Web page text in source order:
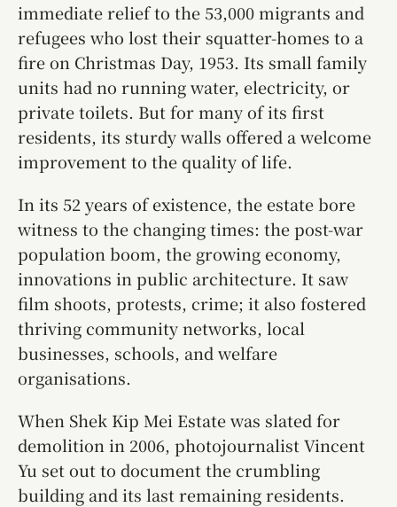
immediate relief to the 53,000 migrants and
refugees who lost their squatter-homes to a
fire on Christmas Day, 1953. Its small family
units had no running water, electricity, or
private toilets. But for many of its first
residents, its sturdy walls offered a welcome
improvement to the quality of life.
In its 52 years of existence, the estate bore
witness to the changing times: the post-war
population boom, the growing economy,
innovations in public architecture. It saw
film shoots, protests, crime; it also fostered
thriving community networks, local
businesses, schools, and welfare
organisations.
When Shek Kip Mei Estate was slated for
demolition in 2006, photojournalist Vincent
Yu set out to document the crumbling
building and its last remaining residents.